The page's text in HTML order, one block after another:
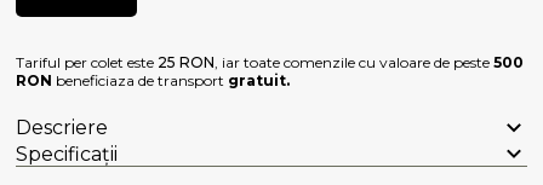
Tariful per colet este 25 RON, iar toate comenzile cu valoare de peste500
RON beneficiaza de transport gratuit.
Descriere
Specificații